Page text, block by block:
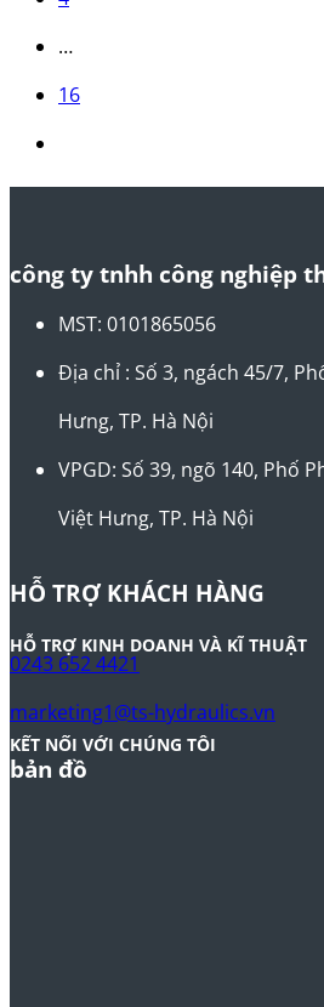
…
16
công ty tnhh công nghiệp
MST: 0101865056
Địa chỉ : Số 3, ngách 45/7,
Hưng, TP. Hà Nội
VPGD: Số 39, ngõ 140, Phố
Việt Hưng, TP. Hà Nội
HỖ TRỢ KHÁCH HÀNG
HỖ TRỢ KINH DOANH VÀ KĨ THUẬT
0243 652 4421
marketing1@ts-hydraulics.vn
KẾT NỐI VỚI CHÚNG TÔI
bản đồ